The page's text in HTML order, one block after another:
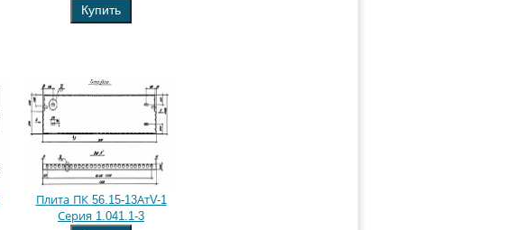
Купить
Плита ПК 56.15-13АтV-1
Серия 1.041.1-3